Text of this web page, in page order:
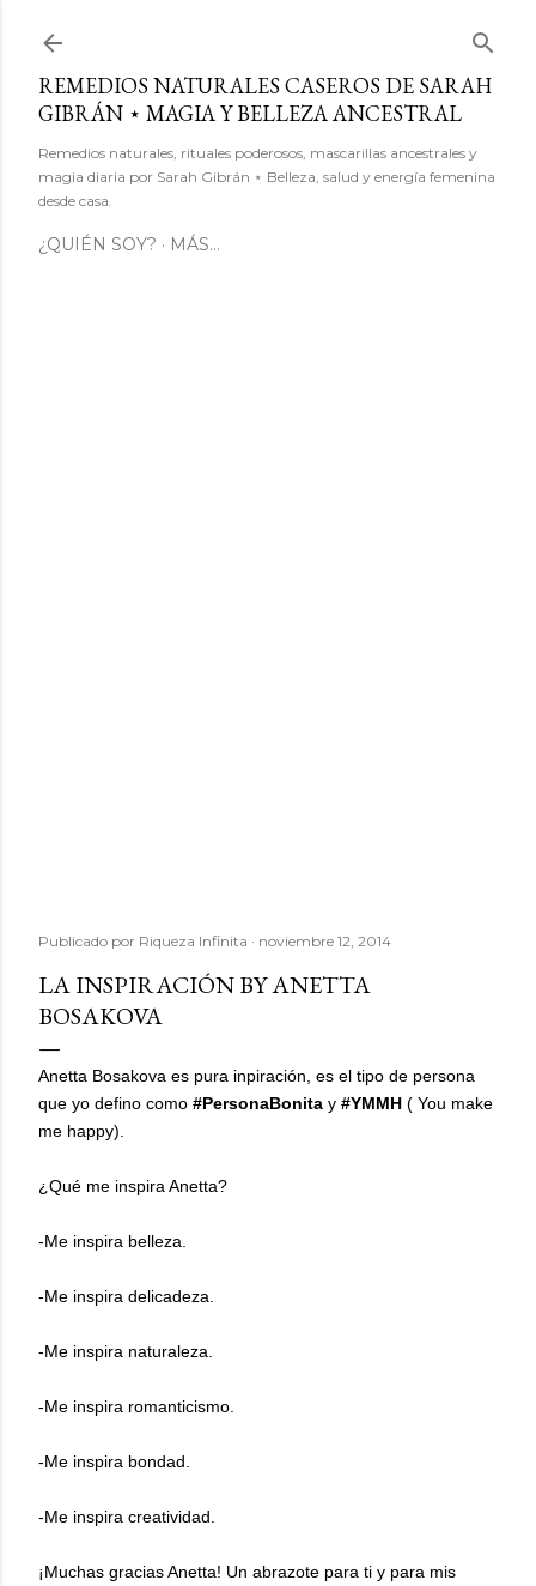
REMEDIOS NATURALES CASEROS DE SARAH
GIBRÁN ⋆ MAGIA Y BELLEZA ANCESTRAL
Remedios naturales, rituales poderosos, mascarillas ancestrales y
magia diaria por Sarah Gibrán ⋆ Belleza, salud y energía femenina
desde casa.
¿QUIÉN SOY? MÁS…
Publicado por Riqueza Infinita noviembre 12, 2014
LA INSPIRACIÓN BY ANETTA
BOSAKOVA
Anetta Bosakova es pura inpiración, es el tipo de persona
que yo defino como #PersonaBonita y #YMMH ( You make
me happy).
¿Qué me inspira Anetta?
-Me inspira belleza.
-Me inspira delicadeza.
-Me inspira naturaleza.
-Me inspira romanticismo.
-Me inspira bondad.
-Me inspira creatividad.
¡Muchas gracias Anetta! Un abrazote para ti y para mis